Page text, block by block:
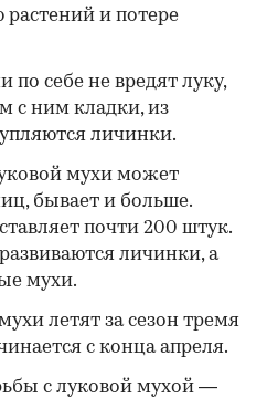
и потере
по себе не вредят луку,
с ним кладки, из
личинки.
мухи может
бывает и больше.
почти 200 штук.
личинки, а
мухи.
летят за сезон тремя
с конца апреля.
с луковой мухой —